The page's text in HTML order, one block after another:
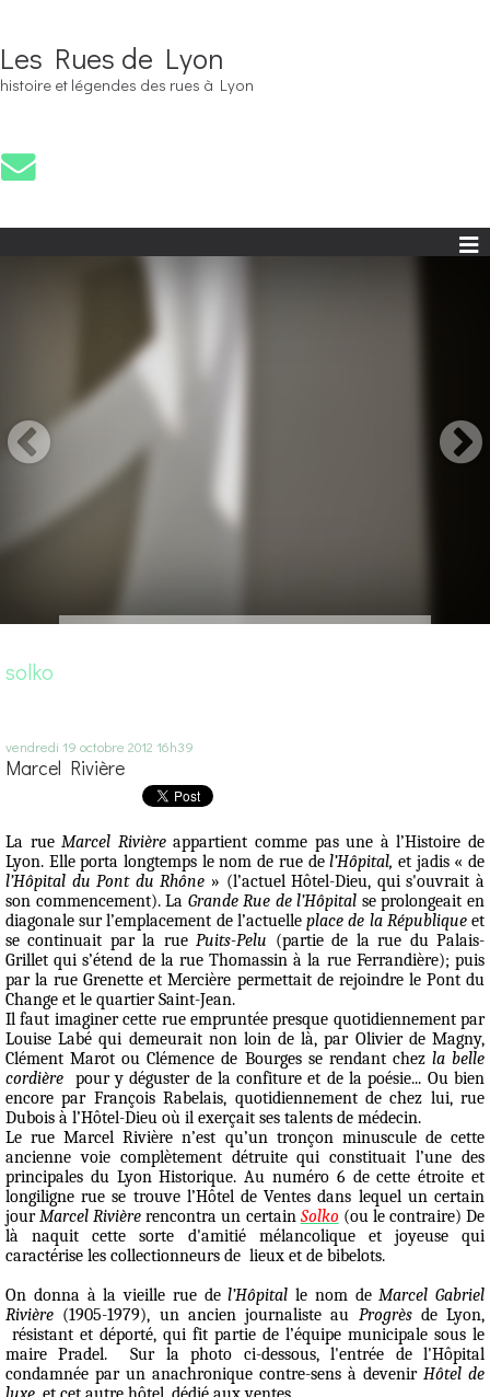
Les Rues de Lyon
histoire et légendes des rues à Lyon
solko
vendredi 19 octobre 2012 16h39
Marcel Rivière
La rueMarcel Rivièreappartient comme pas une à l’Histoire de
Lyon. Elle porta longtemps le nom de rue del’Hôpital, et jadis « de
l’Hôpital du Pont du Rhône » (l’actuel Hôtel-Dieu, qui s'ouvrait à
son commencement). La Grande Rue de l’Hôpital se prolongeait en
diagonale sur l’emplacement de l’actuelleplace de la Républiqueet
se continuait par la ruePuits-Pelu (partie de la rue du Palais-
Grillet qui s’étend de la rue Thomassin à la rue Ferrandière); puis
par la rue Grenette et Mercière permettait de rejoindre le Pont du
Change et le quartier Saint-Jean.
Il faut imaginer cette rue empruntée presque quotidiennement par
Louise Labé qui demeurait non loin de là, par Olivier de Magny,
Clément Marot ou Clémence de Bourges se rendant chez la belle
cordière pour y déguster de la confiture et de la poésie... Ou bien
encore par François Rabelais, quotidiennement de chez lui, rue
Dubois à l’Hôtel-Dieu où il exerçait ses talents de médecin.
Le rue Marcel Rivière n’est qu’un tronçon minuscule de cette
ancienne voie complètement détruite qui constituait l’une des
principales du Lyon Historique. Au numéro 6 de cette étroite et
longiligne rue se trouve l’Hôtel de Ventes dans lequel un certain
jourMarcel Rivière rencontra un certain Solko (ou le contraire) De
là naquit cette sorte d'amitié mélancolique et joyeuse qui
caractérise les collectionneurs de lieux et de bibelots.
On donna à la vieille rue del’Hôpital le nom deMarcel Gabriel
Rivière (1905-1979), un ancien journaliste au Progrèsde Lyon,
résistant et déporté, qui fit partie de l’équipe municipale sous le
maire Pradel. Sur la photo ci-dessous, l'entrée de l'Hôpital
condamnée par un anachronique contre-sens à devenir Hôtel de